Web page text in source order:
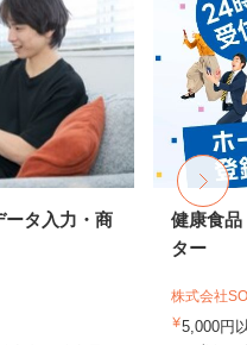
ータ入力・商
健康食品
ター
株式会社
5,000円